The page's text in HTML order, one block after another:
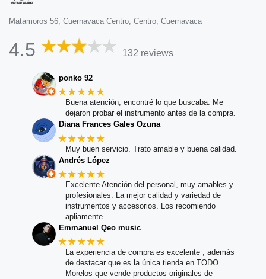
Matamoros 56, Cuernavaca Centro, Centro, Cuernavaca
4.5 132 reviews
ponko 92
★★★★★
Buena atención, encontré lo que buscaba. Me
dejaron probar el instrumento antes de la compra.
Diana Frances Gales Ozuna
★★★★★
Muy buen servicio. Trato amable y buena calidad.
Andrés López
★★★★★
Excelente Atención del personal, muy amables y
profesionales. La mejor calidad y variedad de
instrumentos y accesorios. Los recomiendo
apliamente
Emmanuel Qeo music
★★★★★
La experiencia de compra es excelente , además
de destacar que es la única tienda en TODO
Morelos que vende productos originales de